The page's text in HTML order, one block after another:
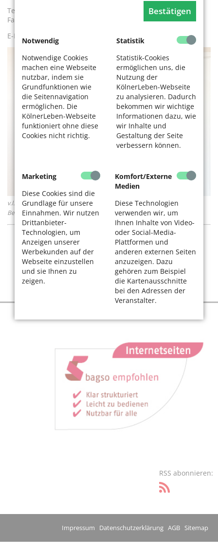
Bestätigen
Notwendig
Notwendige Cookies
machen eine Webseite
nutzbar, indem sie
Grundfunktionen wie
die Seitennavigation
ermöglichen. Die
KölnerLeben-Webseite
funktioniert ohne diese
Cookies nicht richtig.
Statistik
Statistik-Cookies
ermöglichen uns, die
Nutzung der
KölnerLeben-Webseite
zu analysieren. Dadurch
bekommen wir wichtige
Informationen dazu, wie
wir Inhalte und
Gestaltung der Seite
verbessern können.
Marketing
Diese Cookies sind die
Grundlage für unsere
Einnahmen. Wir nutzen
Drittanbieter-
Technologien, um
Anzeigen unserer
Werbekunden auf der
Webseite einzustellen
und sie Ihnen zu
zeigen.
Komfort/Externe
Medien
Diese Technologien
verwenden wir, um
Ihnen Inhalte von Video-
oder Social-Media-
Plattformen und
anderen externen Seiten
anzuzeigen. Dazu
gehören zum Beispiel
die Kartenausschnitte
bei den Adressen der
Veranstalter.
Tel. 0221 / 221-2 86 94
Fax 0221 / 221-2 70 19
E-Mail:
koelnerleben@stadt-koeln.de
v.l.n.r. Martina Dammrat (dt), Wolfgang Guth (wg), Lydia Schneider-
Benjamin (lschb), Katharina Thuir (kt). Foto: Thomas Banneyer
RSS abonnieren:
Impressum Datenschutzerklärung AGB Sitemap